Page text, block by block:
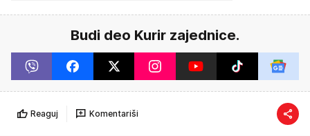
Budi deo Kurir zajednice.
Reaguj Komentariši